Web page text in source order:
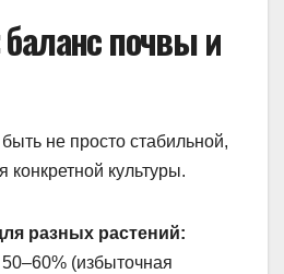
почвы и
не просто стабильной,
конкретной культуры.
разных растений:
(избыточная